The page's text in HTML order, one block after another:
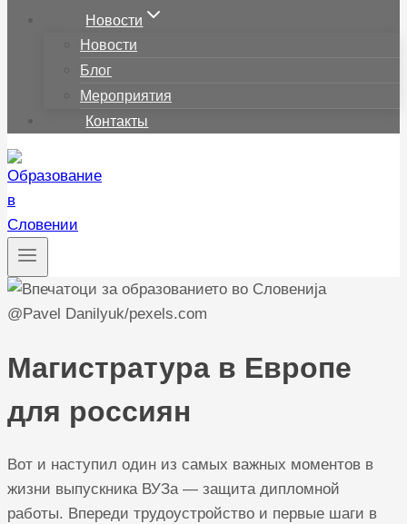
Новости
Новости
Блог
Мероприятия
Контакты
@Pavel Danilyuk/pexels.com
Магистратура в Европе
для россиян
Вот и наступил один из самых важных моментов в
жизни выпускника ВУЗа — защита дипломной
работы. Впереди трудоустройство и первые шаги в